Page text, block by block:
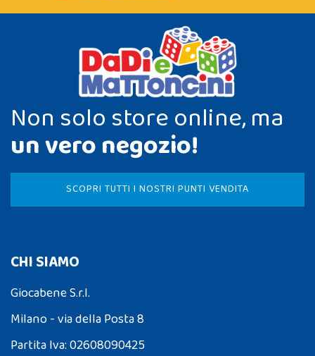
Non solo store online, ma
un vero negozio!
SCOPRI TUTTI I NOSTRI PUNTI VENDITA
CHI SIAMO
Giocabene S.r.l.
Milano - via della Posta 8
Partita Iva: 02608090425